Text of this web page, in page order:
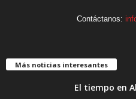
Contáctanos:
Más noticias interesantes
El tiempo en